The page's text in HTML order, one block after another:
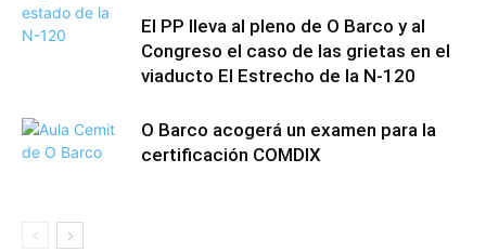
El PP lleva al pleno de O Barco y al
Congreso el caso de las grietas en el
viaducto El Estrecho de la N-120
O Barco acogerá un examen para la
certificación COMDIX